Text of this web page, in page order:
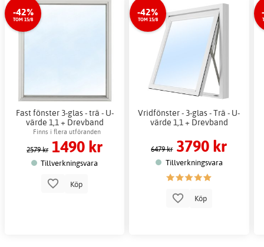
-42%
TOM 15/8
Fast fönster 3-glas - trä - U-
värde 1,1 + Drevband
Finns i flera utföranden
2579 kr 1490 kr
Tillverkningsvara
Köp
-42%
TOM 15/8
Vridfönster - 3-glas - Trä - U-
värde 1,1 + Drevband
6479 kr 3790 kr
Tillverkningsvara
Köp